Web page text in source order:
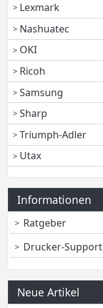
Lexmark
Nashuatec
OKI
Ricoh
Samsung
Sharp
Triumph-Adler
Utax
Informationen
Ratgeber
Drucker-Support
Neue Artikel